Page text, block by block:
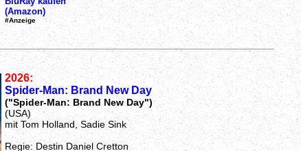
(Amazon)
#Anzeige
2026:
Spider-Man: Brand New Day
("Spider-Man: Brand New Day")
(USA)
mit Tom Holland, Sadie Sink
Regie: Destin Daniel Cretton